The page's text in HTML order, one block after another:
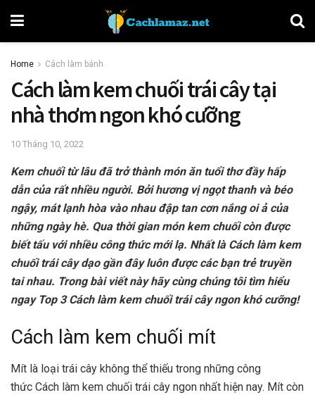
Home Cách làm bánh
Cách làm kem chuối trái cây tại
nhà thơm ngon khó cưỡng
10 Tháng 10, 2022
Kem chuối từ lâu đã trở thành món ăn tuổi thơ đầy hấp
dẫn của rất nhiều người. Bởi hương vị ngọt thanh và béo
ngậy, mát lạnh hòa vào nhau đập tan cơn nắng oi ả của
những ngày hè. Qua thời gian món kem chuối còn được
biết tấu với nhiều công thức mới lạ. Nhất là Cách làm kem
chuối trái cây dạo gần đây luôn được các bạn trẻ truyền
tai nhau. Trong bài viết này hãy cùng chúng tôi tìm hiểu
ngay Top 3 Cách làm kem chuối trái cây ngon khó cưỡng!
Cách làm kem chuối mít
Mít là loại trái cây không thể thiếu trong những công
thức Cách làm kem chuối trái cây ngon nhất hiện nay. Mít còn